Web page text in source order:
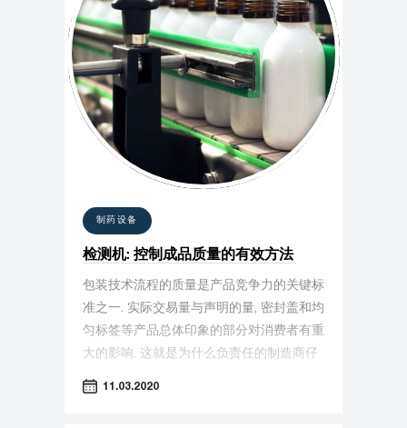
制药设备
检测机: 控制成品质量的有效方法
包装技术流程的质量是产品竞争力的关键标
准之一. 实际交易量与声明的量, 密封盖和均
匀标签等产品总体印象的部分对消费者有重
大的影响. 这就是为什么负责任的制造商仔
细选择设备, 选择有利于信誉良好的品牌的
11.03.2020